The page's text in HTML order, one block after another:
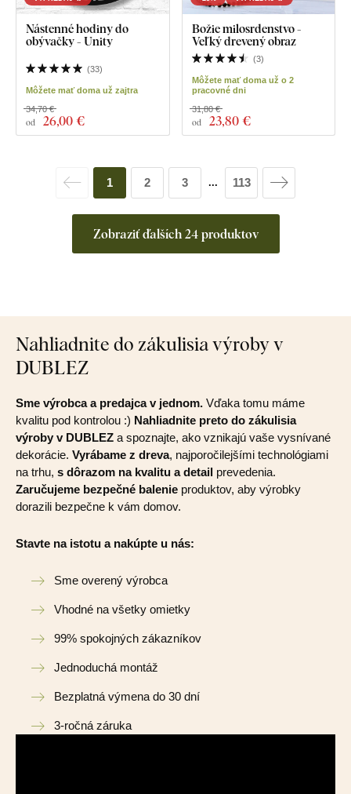
Nástenné hodiny do
obývačky - Unity
(33)
Môžete mať doma už zajtra
od 26,00 €
34,70 €
Božie milosrdenstvo -
Veľký drevený obraz
(3)
Môžete mať doma už o 2
pracovné dni
od 23,80 €
31,80 €
Zobraziť ďalších 24 produktov
1 2 3 ... 113
Nahliadnite do zákulisia výroby v
DUBLEZ
Sme výrobca a predajca v jednom. Vďaka tomu máme
kvalitu pod kontrolou :) Nahliadnite preto do zákulisia
výroby v DUBLEZ a spoznajte, ako vznikajú vaše vysnívané
dekorácie. Vyrábame z dreva, najporočilejšími technológiami
na trhu, s dôrazom na kvalitu a detail prevedenia.
Zaručujeme bezpečné balenie produktov, aby výrobky
dorazili bezpečne k vám domov.
Stavte na istotu a nakúpte u nás:
Sme overený výrobca
Vhodné na všetky omietky
99% spokojných zákazníkov
Jednoduchá montáž
Bezplatná výmena do 30 dní
3-ročná záruka